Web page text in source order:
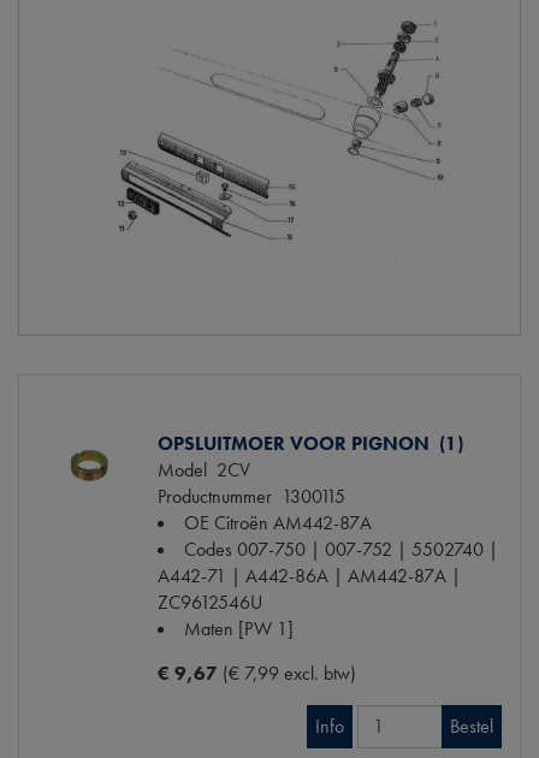
OPSLUITMOER VOOR PIGNON (1)
Model 2CV
Productnummer 1300115
OE Citroën AM442-87A
Codes 007-750 | 007-752 | 5502740 |
A442-71 | A442-86A | AM442-87A |
ZC9612546U
Maten [PW 1]
€ 9,67 (€ 7,99 excl. btw)
Info Bestel